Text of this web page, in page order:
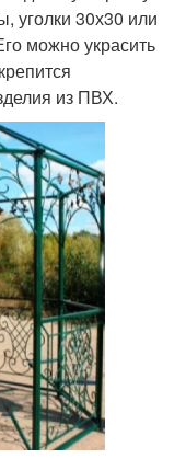
уголки 30х30 или
можно украсить
из ПВХ.